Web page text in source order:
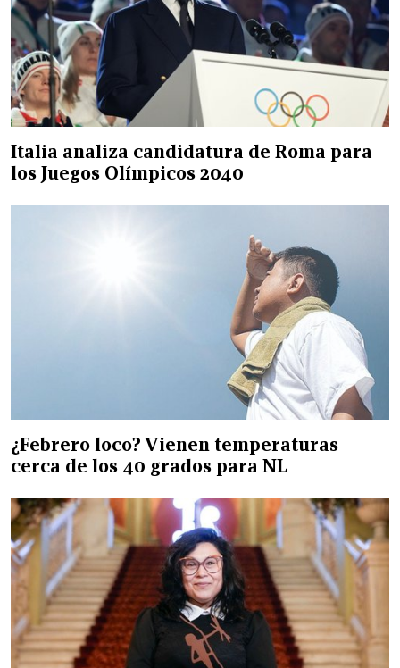
Italia analiza candidatura de Roma para
los Juegos Olímpicos 2040
¿Febrero loco? Vienen temperaturas
cerca de los 40 grados para NL